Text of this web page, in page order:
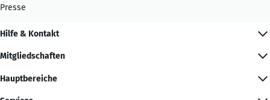
Presse
Hilfe & Kontakt
Mitgliedschaften
Hauptbereiche